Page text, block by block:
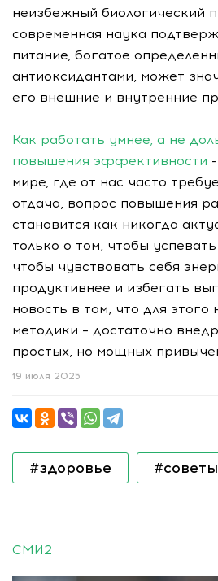
неизбежный биологический
современная наука
питание, богатое
антиоксидантами, может
его внешние и внутренние
Как работать умнее, а не
повышения эффективности
мире, где от нас часто
отдача, вопрос повышения
становится как никогда
только о том, чтобы
чтобы чувствовать себя
продуктивнее и избегать
новость в том, что для
методики – достаточно
простых, но мощных
19 июля 2025
#здоровье #советы
СМИ2